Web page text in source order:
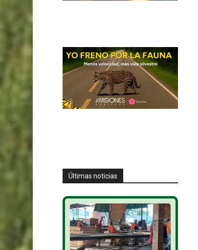
Últimas noticias